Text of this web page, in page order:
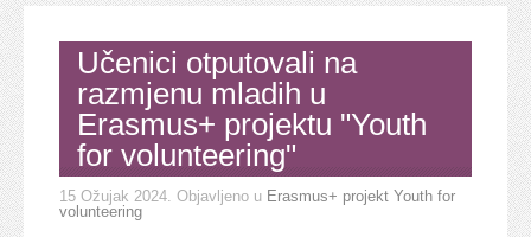
Učenici otputovali na
razmjenu mladih u
Erasmus+ projektu "Youth
for volunteering"
15 Ožujak 2024. Objavljeno u Erasmus+ projekt Youth for
volunteering